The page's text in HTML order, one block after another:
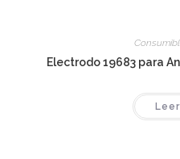
Electrodo 19683 para